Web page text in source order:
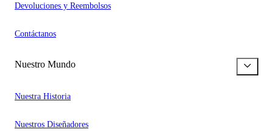
Devoluciones y Reembolsos
Contáctanos
Nuestro Mundo
Nuestra Historia
Nuestros Diseñadores